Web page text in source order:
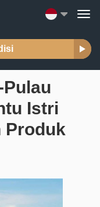
Istri
Produk